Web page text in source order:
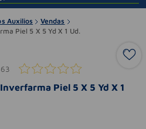
Auxilios
Vendas
Piel 5 X 5 Yd X 1 Ud.
Piel 5 X 5 Yd X 1